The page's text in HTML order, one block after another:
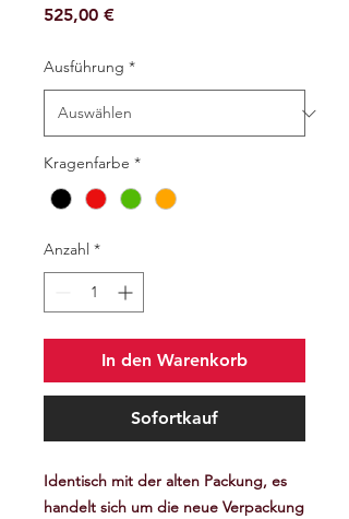
525,00 €Preis
Ausführung *
Kragenfarbe *
Anzahl *
In den Warenkorb
Sofortkauf
Identisch mit der alten Packung, es
handelt sich um die neue Verpackung